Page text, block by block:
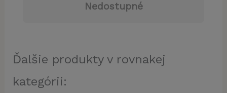
Nedostupné
Ďalšie produkty v rovnakej
kategórii: